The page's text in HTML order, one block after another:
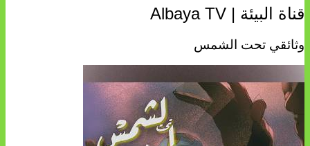
قناة البيئة | Albaya TV
وثائقي تحت الشمس